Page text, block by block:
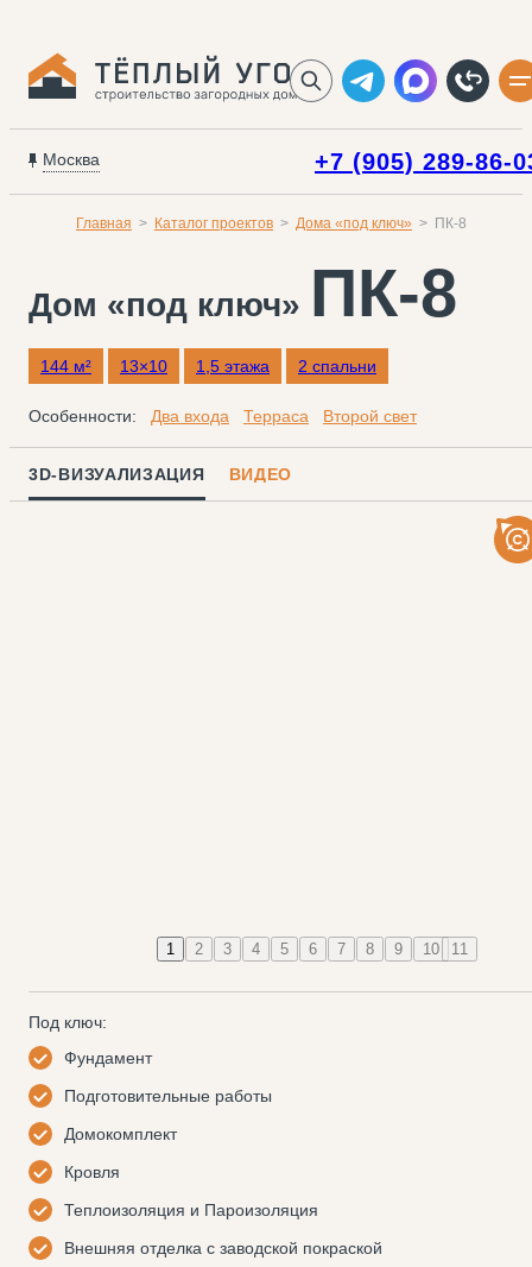
Москва +7 (905) 289-86-
Главная Каталог проектов Дома «под ключ» ПК-8
Дом «под ключ» ПК-8
144 м² 13×10 1,5 этажа 2 спальни
Особенности: Два входа Терраса Второй свет
1 2 3 4 5 6 7 8 9 10 11
3D-ВИЗУАЛИЗАЦИЯ ВИДЕО
Под ключ:
Фундамент
Подготовительные работы
Домокомплект
Кровля
Теплоизоляция и Пароизоляция
Внешняя отделка с заводской покраской